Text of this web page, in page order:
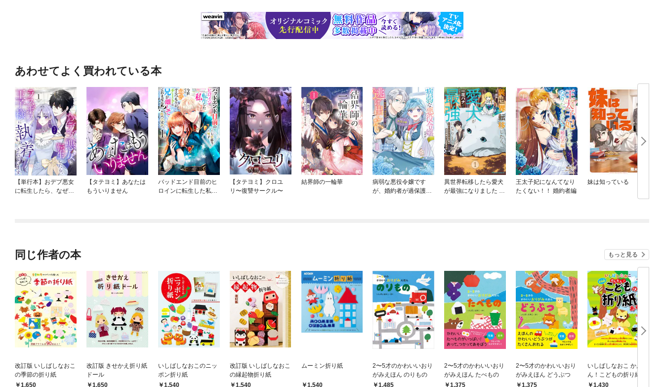
あわせてよく買われている本
【単行本】おデブ悪女
に転生したら、なぜか
【タテヨミ】あなたは
もういりません
バッドエンド目前のヒ
ロインに転生した私、
【タテヨミ】クロユ
リ〜復讐サークル〜
結界師の一輪華
病弱な悪役令嬢です
が、婚約者が過保護す
異世界転移したら愛犬
が最強になりました ～
王太子妃になんてなり
たくない！！ 婚約者編
妹は知っている
同じ作者の本 もっと見る
改訂版 いしばしなおこ
の季節の折り紙
1,650
改訂版 きせかえ折り紙
ドール
1,650
いしばしなおこのニッ
ポン折り紙
1,540
改訂版 いしばしなおこ
の縁起物折り紙
1,540
ムーミン折り紙
1,540
2〜5才のかわいいおり
がみえほん のりもの
1,485
2〜5才のかわいいおり
がみえほん たべもの
1,375
2〜5才のかわいいおり
がみえほん どうぶつ
1,375
いしばしなおこ かんた
ん！こどもの折り紙あ
そび 新装版
1,430